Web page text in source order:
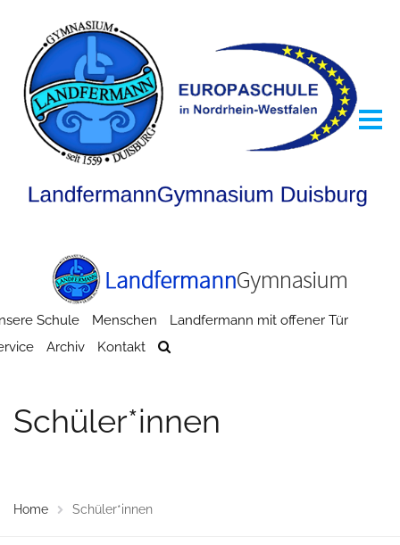
Schule Menschen
Landfermann mit offener Tür
Archiv Kontakt
Schüler*innen
Home Schüler*innen